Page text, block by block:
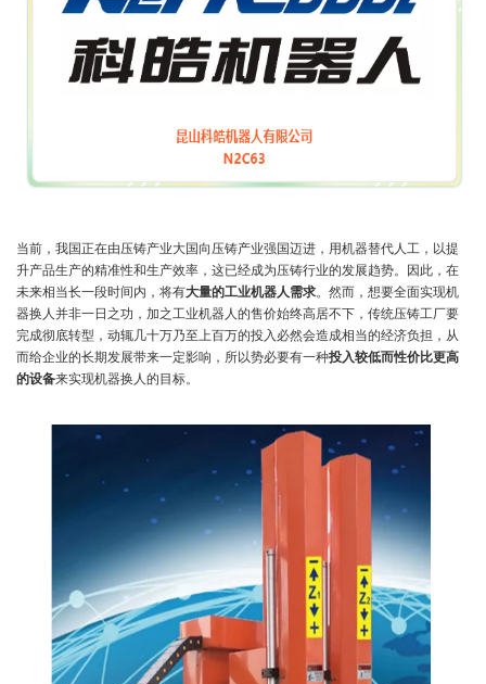
当前，我国正在由压铸产业大国向压铸产业强国迈进，用机器替代人工，以提
升产品生产的精准性和生产效率，这已经成为压铸行业的发展趋势。因此，在
未来相当长一段时间内，将有大量的工业机器人需求。然而，想要全面实现机
器换人并非一日之功，加之工业机器人的售价始终高居不下，传统压铸工厂要
完成彻底转型，动辄几十万乃至上百万的投入必然会造成相当的经济负担，从
而给企业的长期发展带来一定影响，所以势必要有一种投入较低而性价比更高
的设备来实现机器换人的目标。